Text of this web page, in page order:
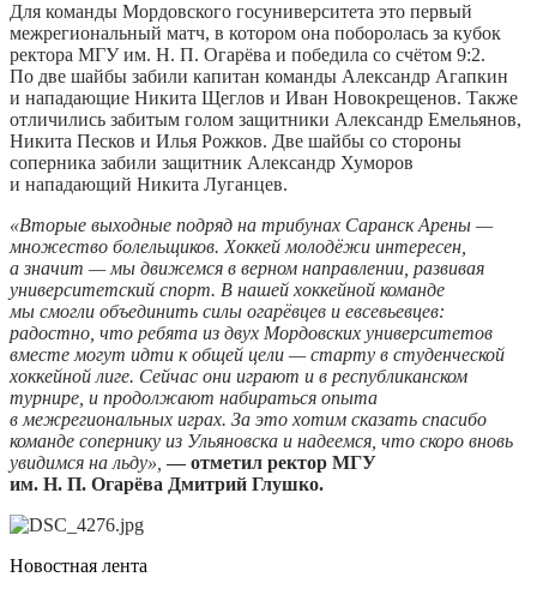
Для команды Мордовского госуниверситета это первый
межрегиональный матч, в котором она поборолась за кубок
ректора МГУ им. Н. П. Огарёва и победила со счётом 9:2.
По две шайбы забили капитан команды Александр Агапкин
и нападающие Никита Щеглов и Иван Новокрещенов. Также
отличились забитым голом защитники Александр Емельянов,
Никита Песков и Илья Рожков. Две шайбы со стороны
соперника забили защитник Александр Хуморов
и нападающий Никита Луганцев.
«Вторые выходные подряд на трибунах Саранск Арены —
множество болельщиков. Хоккей молодёжи интересен,
а значит — мы движемся в верном направлении, развивая
университетский спорт. В нашей хоккейной команде
мы смогли объединить силы огарёвцев и евсевьевцев:
радостно, что ребята из двух Мордовских университетов
вместе могут идти к общей цели — старту в студенческой
хоккейной лиге. Сейчас они играют и в республиканском
турнире, и продолжают набираться опыта
в межрегиональных играх. За это хотим сказать спасибо
команде сопернику из Ульяновска и надеемся, что скоро вновь
увидимся на льду»,— отметил ректор МГУ
им. Н. П. Огарёва Дмитрий Глушко.
Новостная лента